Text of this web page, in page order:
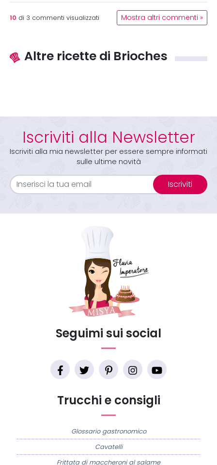
10 di 3 commenti visualizzati Mostra altri commenti »
Altre ricette di Brioches
Iscriviti alla Newsletter
Iscriviti alla mia newsletter per essere sempre informati
sulle ultime novità
Iscriviti
Trucchi e consigli
Glossario gastronomico
Cavatelli
Frittata di maccheroni al salame
Seguimi sui social